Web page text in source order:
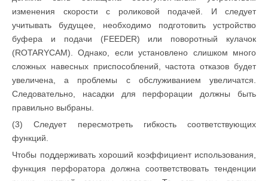
изменения скорости с роликовой подачей. И следует
учитывать будущее, необходимо подготовить устройство
буфера и подачи (FEEDER) или поворотный кулачок
(ROTARYCAM). Однако, если установлено слишком много
сложных навесных приспособлений, частота отказов будет
увеличена, а проблемы с обслуживанием увеличатся.
Следовательно, насадки для перфорации должны быть
правильно выбраны.
(3) Следует пересмотреть гибкость соответствующих
функций.
Чтобы поддерживать хороший коэффициент использования,
функция перфоратора должна соответствовать тенденции